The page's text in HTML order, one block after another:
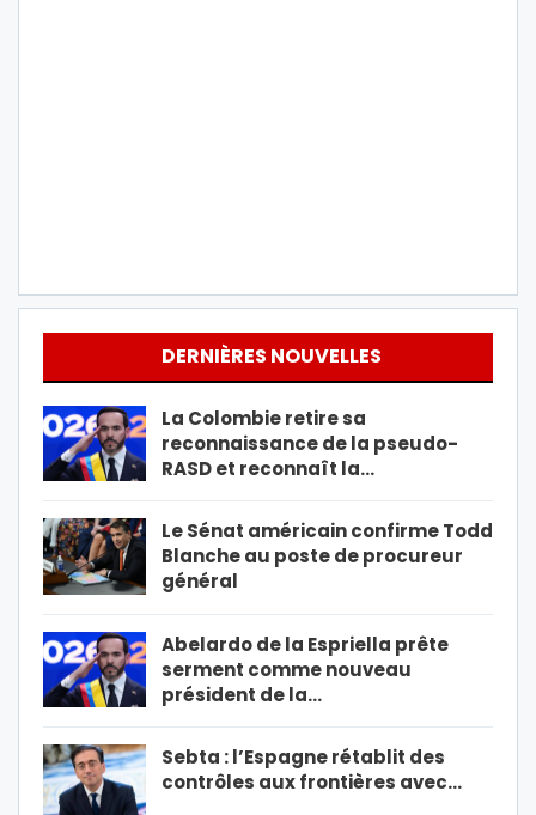
DERNIÈRES NOUVELLES
La Colombie retire sa
reconnaissance de la pseudo-
RASD et reconnaît la…
Le Sénat américain confirme Todd
Blanche au poste de procureur
général
Abelardo de la Espriella prête
serment comme nouveau
président de la…
Sebta : l’Espagne rétablit des
contrôles aux frontières avec…